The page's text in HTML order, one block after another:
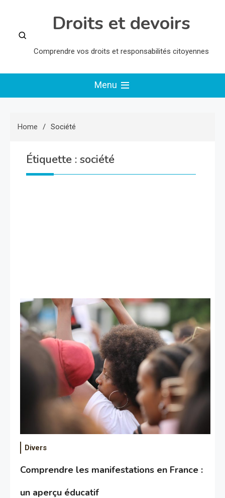
content
Droits et devoirs
Comprendre vos droits et responsabilités citoyennes
Menu
Home Société
Étiquette : société
Divers
Comprendre les manifestations en France :
un aperçu éducatif